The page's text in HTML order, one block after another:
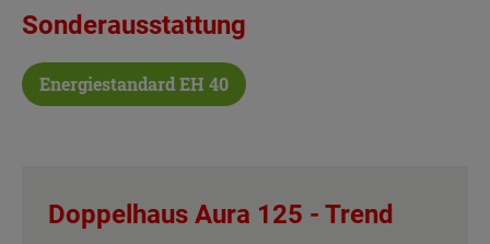
Sonderausstattung
Energiestandard EH 40
Doppelhaus Aura 125 - Trend